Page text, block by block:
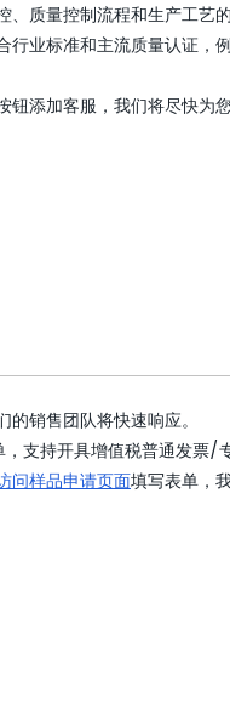
、质量控制流程和生产工艺
业标准和主流质量认证，
添加客服，我们将尽快为您
销售团队将快速响应。
支持开具增值税普通发票/
问样品申请页面填写表单，